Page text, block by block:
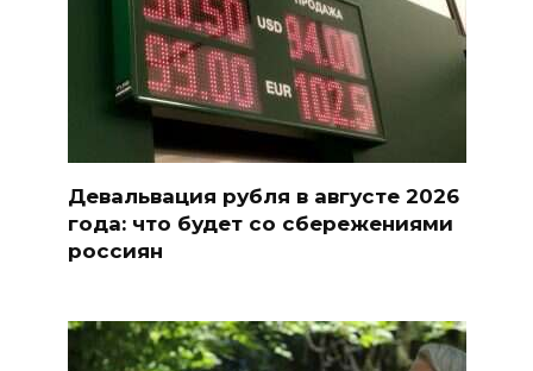
Девальвация рубля в августе 2026
года: что будет со сбережениями
россиян